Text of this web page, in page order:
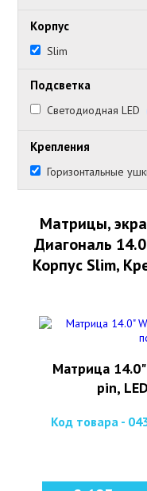
Корпус
Slim
Подсветка
Светодиодная LED
Крепления
Горизонтальные
Матрицы,
Диагональ
Корпус Slim,
Матрица
pin,
Код товара -